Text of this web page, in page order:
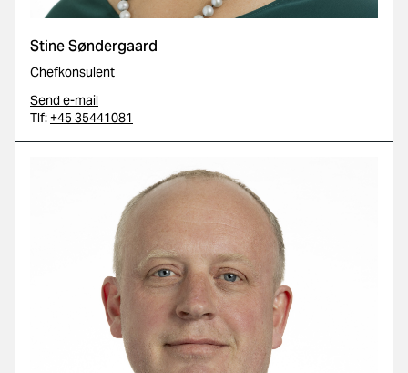
Stine Søndergaard
Chefkonsulent
Send e-mail
Tlf:+45 35441081